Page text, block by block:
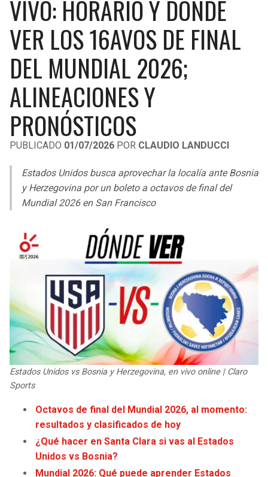
LIGA DE EXPANSIÓN MX
LEAGUES CUP
UEFA EUROPA LEAGUE
UEFA CONFERENCE LEAGUE
MLS
COPA LIBERTADORES
COPA SUDAMERICANA
LIGA BETPLAY
OTRAS LIGAS
RAIDERS
CHARGERS
RAVENS
BENGALS
STEELERS
COLTS
JAGUARS
TITANS
COWBOYS
GIANTS
CAVALIERS
PISTONS
PACERS
BUCKS
HORNETS
MAGIC
WIZARDS
WARRIORS
CLIPPERS
LAKERS
VIVO: HORARIO Y DÓNDE
VER LOS 16AVOS DE FINAL
DEL MUNDIAL 2026;
ALINEACIONES Y
PRONÓSTICOS
PUBLICADO 01/07/2026 POR CLAUDIO LANDUCCI
Estados Unidos busca aprovechar la localía ante Bosnia
y Herzegovina por un boleto a octavos de final del
Mundial 2026 en San Francisco
Estados Unidos vs Bosnia y Herzegovina, en vivo online | Claro
Sports
Octavos de final del Mundial 2026, al momento:
resultados y clasificados de hoy
¿Qué hacer en Santa Clara si vas al Estados
Unidos vs Bosnia?
Mundial 2026: Qué puede aprender Estados